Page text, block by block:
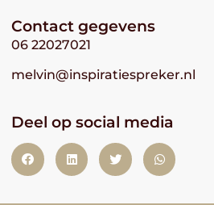
Contact gegevens
06 22027021
melvin@inspiratiespreker.nl
Deel op social media